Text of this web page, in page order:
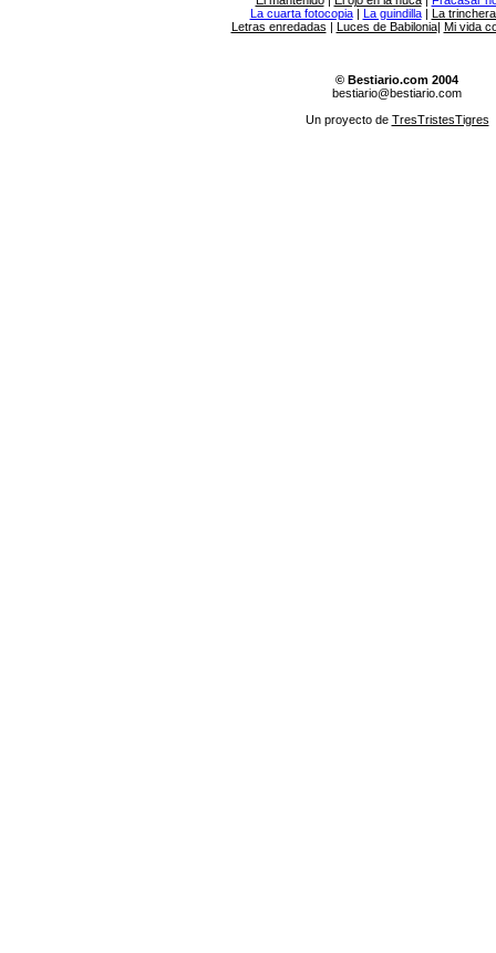
La cuarta fotocopia| La guindilla| La
Letras enredadas | Luces de Babilonia| Mi vida
© Bestiario.com 2004
bestiario@bestiario.com
Un proyecto de TresTristesTigres